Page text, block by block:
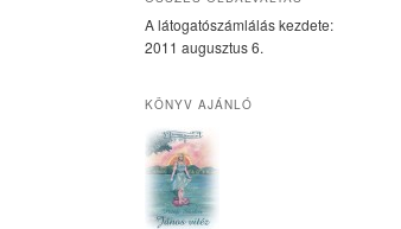
A látogatószámlálás kezdete:
2011 augusztus 6.
KÖNYV AJÁNLÓ